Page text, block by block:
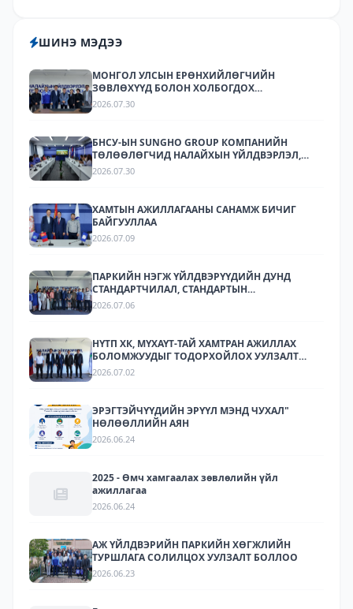
ШИНЭ МЭДЭЭ
МОНГОЛ УЛСЫН ЕРӨНХИЙЛӨГЧИЙН
ЗӨВЛӨХҮҮД БОЛОН ХОЛБОГДОХ
БАЙГУУЛЛАГУУДЫН ТӨЛӨӨЛӨЛ НАЛАЙХЫН
2026.07.30
БНСУ-ЫН SUNGHO GROUP КОМПАНИЙН
ТӨЛӨӨЛӨГЧИД НАЛАЙХЫН ҮЙЛДВЭРЛЭЛ,
ТЕХНОЛОГИЙН ПАРКТ АЖИЛЛАЛАА.
2026.07.30
ХАМТЫН АЖИЛЛАГААНЫ САНАМЖ БИЧИГ
БАЙГУУЛЛАА
2026.07.09
ПАРКИЙН НЭГЖ ҮЙЛДВЭРҮҮДИЙН ДУНД
СТАНДАРТЧИЛАЛ, СТАНДАРТЫН
ХЭРЭГЖИЛТИЙН ТАЛААР СУРГАЛТ,
2026.07.06
НҮТП ХК, МҮХАҮТ-ТАЙ ХАМТРАН АЖИЛЛАХ
БОЛОМЖУУДЫГ ТОДОРХОЙЛОХ УУЛЗАЛТ
ЗОХИОН БАЙГУУЛАГДЛАА.
2026.07.02
ЭРЭГТЭЙЧҮҮДИЙН ЭРҮҮЛ МЭНД ЧУХАЛ"
НӨЛӨӨЛЛИЙН АЯН
2026.06.24
2025 - Өмч хамгаалах зөвлөлийн үйл
ажиллагаа
2026.06.24
АЖ ҮЙЛДВЭРИЙН ПАРКИЙН ХӨГЖЛИЙН
ТУРШЛАГА СОЛИЛЦОХ УУЛЗАЛТ БОЛЛОО
2026.06.23